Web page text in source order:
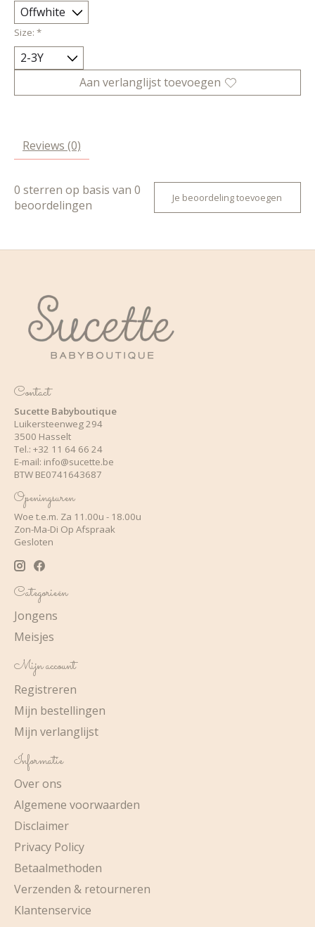
Size: *
Aan verlanglijst toevoegen
Reviews (0)
0 sterren op basis van 0
beoordelingen
Je beoordeling toevoegen
Contact
Sucette Babyboutique
Luikersteenweg 294
3500 Hasselt
Tel.: +32 11 64 66 24
E-mail: info@sucette.be
BTW BE0741643687
Openingsuren
Woe t.e.m. Za 11.00u - 18.00u
Zon-Ma-Di Op Afspraak
Gesloten
Categorieën
Jongens
Meisjes
Mijn account
Registreren
Mijn bestellingen
Mijn verlanglijst
Informatie
Over ons
Algemene voorwaarden
Disclaimer
Privacy Policy
Betaalmethoden
Verzenden & retourneren
Klantenservice